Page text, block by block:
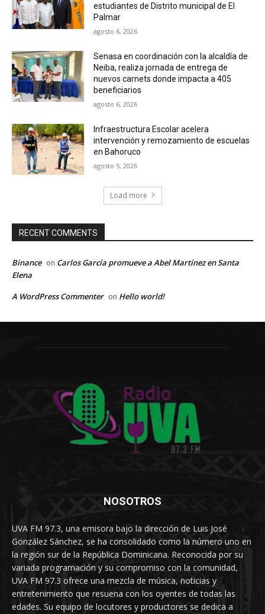
estudiantes de Distrito municipal de El
Palmar
agosto 6, 2026
Senasa en coordinación con la alcaldía de
Neiba, realiza jornada de entrega de
nuevos carnets donde impacta a 405
beneficiarios
agosto 6, 2026
Infraestructura Escolar acelera
intervención y remozamiento de escuelas
en Bahoruco
agosto 5, 2026
Load more
RECENT COMMENTS
Binance on Carlos García promueve a Abel Martínez en Santa
Elena
A WordPress Commenter on Hello world!
NOSOTROS
UVA FM 97.3, una emisora bajo la dirección de Luis José
González Sánchez, se ha consolidado como la número uno en
la región sur de la República Dominicana. Reconocida por su
variada programación y su compromiso con la comunidad,
UVA FM 97.3 ofrece una mezcla de música, noticias y
entretenimiento que resuena con los oyentes de todas las
edades. Su equipo de locutores y productores se dedica a